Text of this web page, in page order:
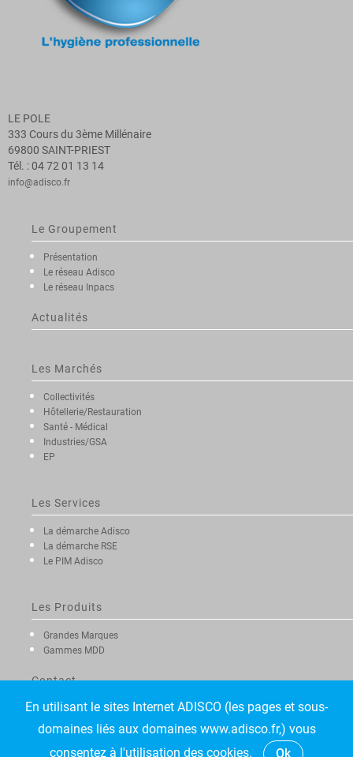
LE POLE
333 Cours du 3ème Millénaire
69800 SAINT-PRIEST
Tél. : 04 72 01 13 14
info@adisco.fr
Le Groupement
Présentation
Le réseau Adisco
Le réseau Inpacs
Actualités
Les Marchés
Collectivités
Hôtellerie/Restauration
Santé - Médical
Industries/GSA
EP
Les Services
La démarche Adisco
La démarche RSE
Le PIM Adisco
Les Produits
Grandes Marques
Gammes MDD
Contact
En utilisant le sites Internet ADISCO (les pages et sous-
domaines liés aux domaines www.adisco.fr,) vous
consentez à l'utilisation des cookies.
Ok